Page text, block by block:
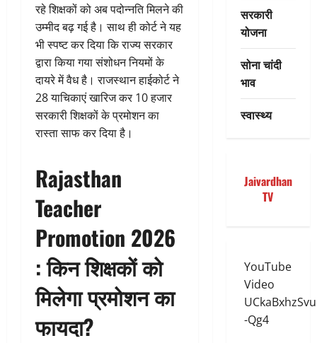
रहे शिक्षकों को अब पदोन्नति मिलने की
उम्मीद बढ़ गई है। साथ ही कोर्ट ने यह
भी स्पष्ट कर दिया कि राज्य सरकार
द्वारा किया गया संशोधन नियमों के
दायरे में वैध है। राजस्थान हाईकोर्ट ने
28 याचिकाएं खारिज कर 10 हजार
सरकारी शिक्षकों के प्रमोशन का
रास्ता साफ कर दिया है।
Rajasthan
Teacher
Promotion 2026
: किन शिक्षकों को
मिलेगा प्रमोशन का
फायदा?
सरकारी
योजना
सोना चांदी
भाव
स्वास्थ्य
Jaivardhan
TV
YouTube
Video
-Qg4